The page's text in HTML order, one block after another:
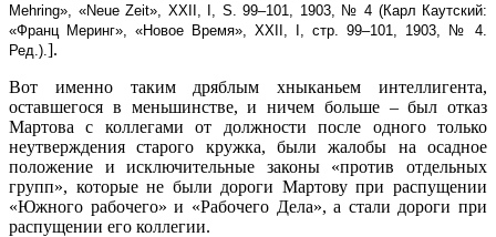
Mehring», «Neue Zeit», XXII, I, S. 99–101, 1903, № 4 (Карл Каутский:
«Франц Меринг», «Новое Время», XXII, I, стр. 99–101, 1903, № 4.
Ред.). ].
Вот именно таким дряблым хныканьем интеллигента,
оставшегося в меньшинстве, и ничем больше – был отказ
Мартова с коллегами от должности после одного только
неутверждения старого кружка, были жалобы на осадное
положение и исключительные законы «против отдельных
групп», которые не были дороги Мартову при распущении
«Южного рабочего» и «Рабочего Дела», а стали дороги при
распущении его коллегии.